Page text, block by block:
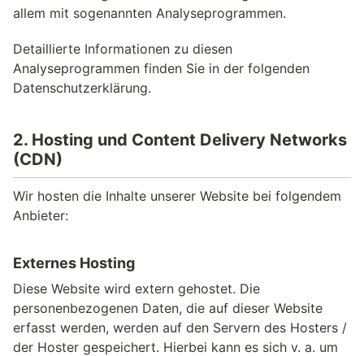
allem mit sogenannten Analyseprogrammen.
Detaillierte Informationen zu diesen
Analyseprogrammen finden Sie in der folgenden
Datenschutzerklärung.
2. Hosting und Content Delivery Networks
(CDN)
Wir hosten die Inhalte unserer Website bei folgendem
Anbieter:
Externes Hosting
Diese Website wird extern gehostet. Die
personenbezogenen Daten, die auf dieser Website
erfasst werden, werden auf den Servern des Hosters /
der Hoster gespeichert. Hierbei kann es sich v. a. um